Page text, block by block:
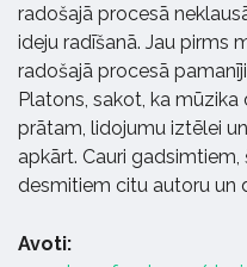
radošajā procesā
ideju radīšanā. Jau pirms
radošajā procesā
Platons, sakot, ka
prātam, lidojumu iztēlei
apkārt. Cauri
desmitiem citu autoru un
Avoti: